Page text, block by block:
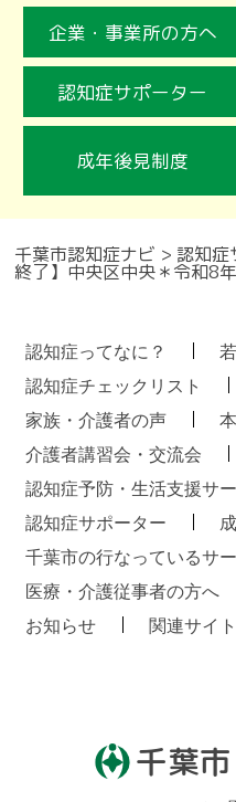
企業・事業所の方へ
認知症サポーター
成年後見制度
千葉市認知症ナビ > 認知症
終了】中央区中央＊令和8
千葉
認知症ってなに？
認知症チェックリスト
家族・介護者の声
介護者講習会・交流会
認知症予防・生活支援サ
認知症サポーター
千葉市の行なっているサ
医療・介護従事者の方へ
お知らせ
関連サイト